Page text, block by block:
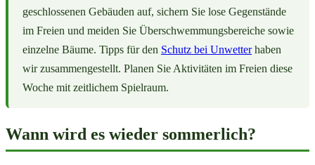
geschlossenen Gebäuden auf, sichern Sie lose Gegenstände
im Freien und meiden Sie Überschwemmungsbereiche sowie
einzelne Bäume. Tipps für den Schutz bei Unwetterhaben
wir zusammengestellt. Planen Sie Aktivitäten im Freien diese
Woche mit zeitlichem Spielraum.
Wann wird es wieder sommerlich?